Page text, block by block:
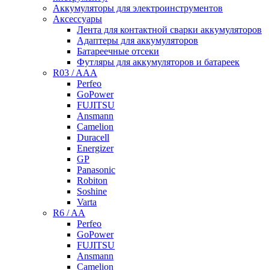
Аккумуляторы для электроинструментов
Аксессуары
Лента для контактной сварки аккумуляторов
Адаптеры для аккумуляторов
Батареечные отсеки
Футляры для аккумуляторов и батареек
R03 / AAA
Perfeo
GoPower
FUJITSU
Ansmann
Camelion
Duracell
Energizer
GP
Panasonic
Robiton
Soshine
Varta
R6 / AA
Perfeo
GoPower
FUJITSU
Ansmann
Camelion